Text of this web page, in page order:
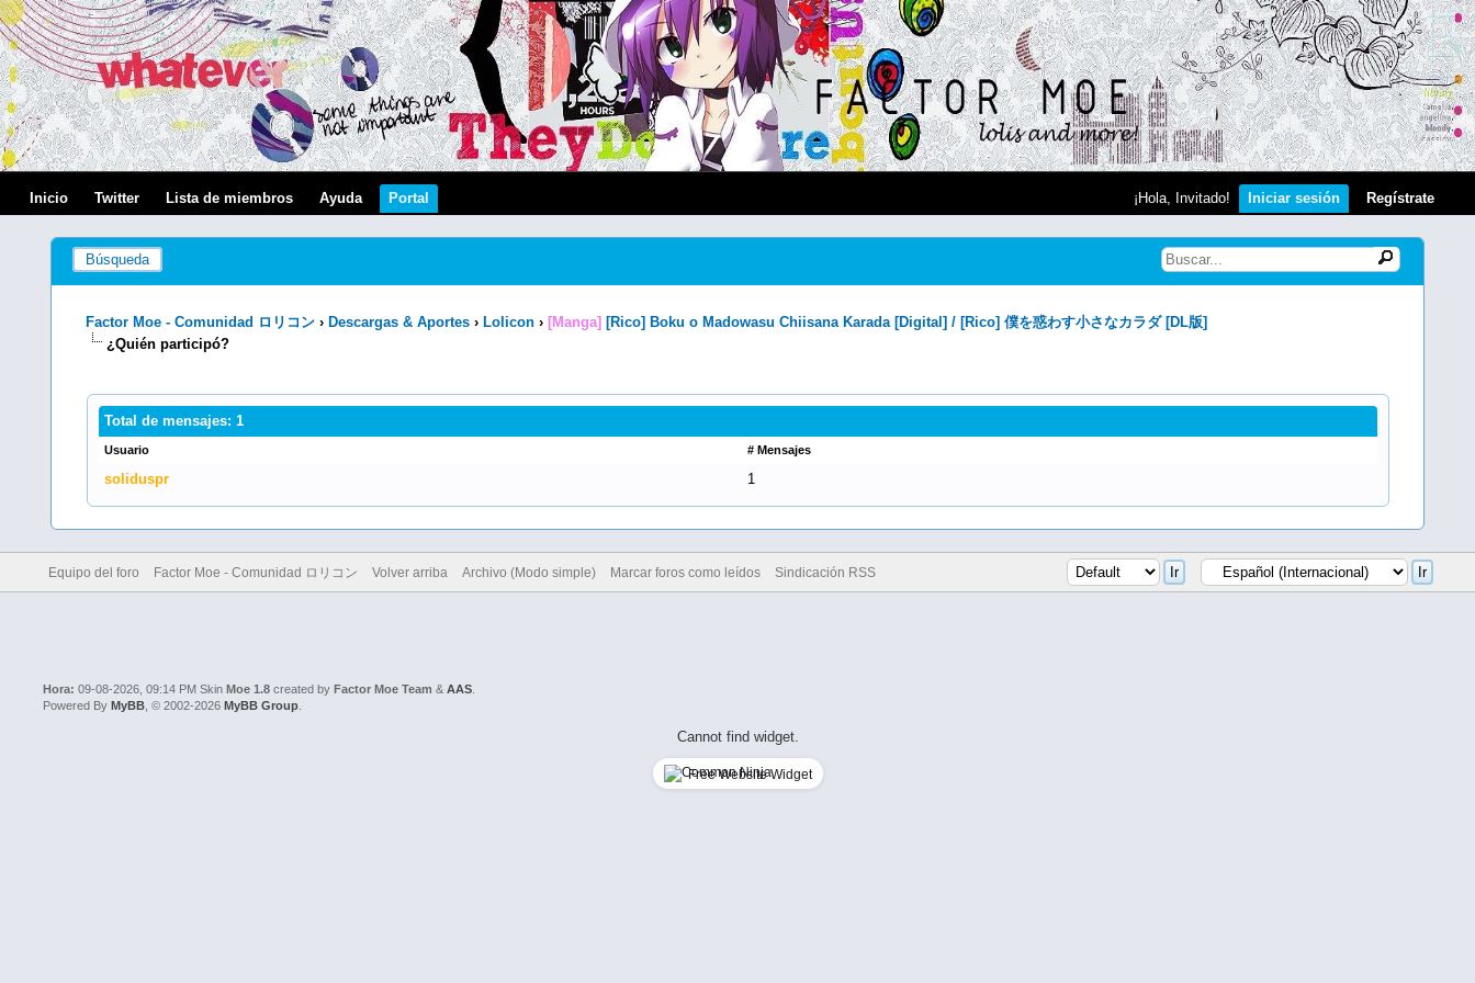
Inicio Twitter Lista de miembros Ayuda Portal ¡Hola, Invitado! Iniciar sesión Regístrate
Búsqueda
Factor Moe - Comunidad ロリコン › Descargas & Aportes › Lolicon › [Manga] [Rico] Boku o Madowasu Chiisana Karada [Digital] / [Rico] 僕を惑わす小さなカラダ [DL版]
¿Quién participó?
Total de mensajes: 1
Usuario # Mensajes
soliduspr 1
Equipo del foro Factor Moe - Comunidad ロリコン Volver arriba Archivo (Modo simple) Marcar foros como leídos Sindicación RSS
Hora: 09-08-2026, 09:14 PMSkin Moe 1.8 created by Factor Moe Team &AAS
Powered By MyBB , © 2002-2026 MyBB Group
Cannot find widget.
Free Website Widget